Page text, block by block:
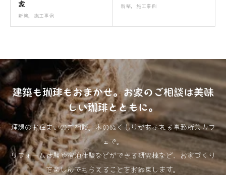
家
新築, 施工事例
新築, 施工事例
建築も珈琲もおまかせ。お家のご相談は美味
しい珈琲とともに。
理想のお住まいのご相談。木のぬくもりがあふれる事務所兼カフ
ェで。
リフォーム体験や宿泊体験などができる研究棟など、お家づくり
を楽しんでもらえることをお約束します。